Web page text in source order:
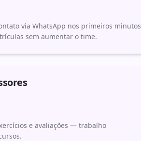
via WhatsApp nos primeiros minutos
sem aumentar o time.
e avaliações — trabalho